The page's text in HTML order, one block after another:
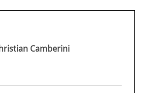
Camberini